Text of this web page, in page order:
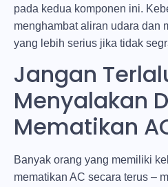
pada kedua komponen ini.
menghambat aliran udara dan
yang lebih serius jika tidak
Jangan
Menyalakan
Mematikan
Banyak orang yang memiliki
mematikan AC secara terus –